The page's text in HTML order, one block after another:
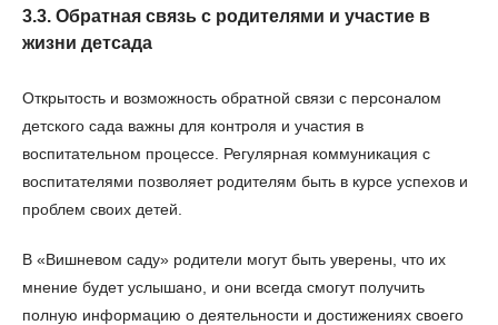
3.3. Обратная связь с родителями и участие в
жизни детсада
Открытость и возможность обратной связи с персоналом
детского сада важны для контроля и участия в
воспитательном процессе. Регулярная коммуникация с
воспитателями позволяет родителям быть в курсе успехов и
проблем своих детей.
В «Вишневом саду» родители могут быть уверены, что их
мнение будет услышано, и они всегда смогут получить
полную информацию о деятельности и достижениях своего